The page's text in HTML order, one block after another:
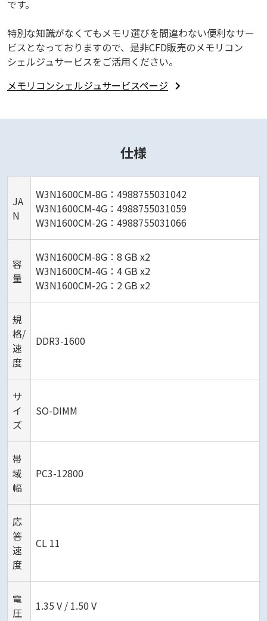
です。
特別な知識がなくてもメモリ選びを間違わない便利なサー
ビスとなっておりますので、是非CFD販売のメモリコン
シェルジュサービスをご活用ください。
メモリコンシェルジュサービスページ
仕様
JA
N
W3N1600CM-8G：4988755031042
W3N1600CM-4G：4988755031059
W3N1600CM-2G：4988755031066
容
量
W3N1600CM-8G：8 GB x2
W3N1600CM-4G：4 GB x2
W3N1600CM-2G：2 GB x2
規
格/
速
度
DDR3-1600
サ
イ
ズ
SO-DIMM
帯
域
幅
PC3-12800
応
答
速
度
CL 11
電
圧
1.35 V / 1.50 V